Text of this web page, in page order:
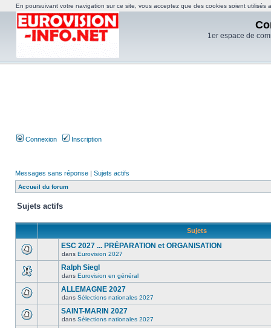
1er espace de
Connexion Inscription
Messages sans réponse | Sujets actifs
Accueil du forum
Sujets actifs
Sujets
ESC 2027 ... PRÉPARATION et ORGANISATION
dans Eurovision 2027
Ralph Siegl
dans Eurovision en général
ALLEMAGNE 2027
dans Sélections nationales 2027
SAINT-MARIN 2027
dans Sélections nationales 2027
En poursuivant votre navigation sur ce site, vous acceptez que des cookies soient